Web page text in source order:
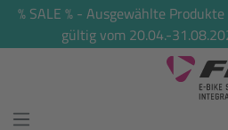
springen
% SALE % - Ausgewählte
gültig vom 20.04.-